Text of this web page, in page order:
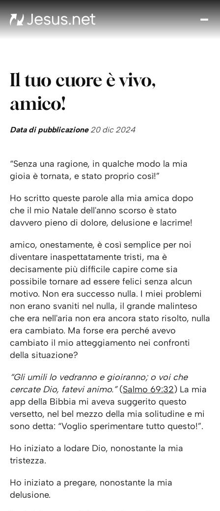
Chi
è
Il tuo cuore è vivo,
amico!
Data di pubblicazione20 dic 2024
“Senza una ragione, in qualche modo la mia
gioia è tornata, e stato proprio così!”
Ho scritto queste parole alla mia amica dopo
che il mio Natale dell'anno scorso è stato
davvero pieno di dolore, delusione e lacrime!
amico, onestamente, è così semplice per noi
diventare inaspettatamente tristi, ma è
decisamente più difficile capire come sia
possibile tornare ad essere felici senza alcun
motivo. Non era successo nulla. I miei problemi
non erano svaniti nel nulla, il grande malinteso
che era nell'aria non era ancora stato risolto, nulla
era cambiato. Ma forse era perché avevo
cambiato il mio atteggiamento nei confronti
della situazione?
“Gli umili lo vedranno e gioiranno; o voi che
cercate Dio, fatevi animo.”(Salmo 69:32) La mia
app della Bibbia mi aveva suggerito questo
versetto, nel bel mezzo della mia solitudine e mi
sono detta: “Voglio sperimentare tutto questo!”.
Ho iniziato a lodare Dio, nonostante la mia
tristezza.
Ho iniziato a pregare, nonostante la mia
delusione.